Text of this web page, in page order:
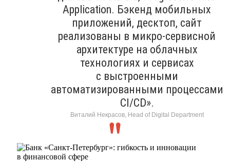
Application. Бэкенд мобильных
приложений, десктоп, сайт
реализованы в микро-сервисной
архитектуре на облачных
технологиях и сервисах
с выстроенными
автоматизированными процессами
CI/CD».
Виталий Некрасов, Head of Digital Department